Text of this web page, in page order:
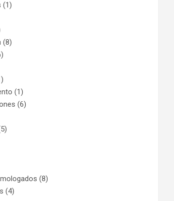
(1)
(8)
(1)
(6)
(8)
(4)